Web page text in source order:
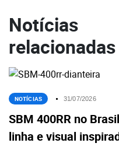
Notícias
relacionadas
NOTÍCIAS 31/07/2026
SBM 400RR no
linha e visual